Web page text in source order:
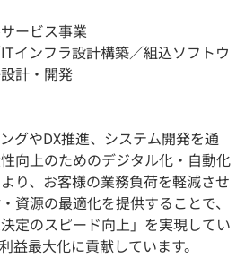
ービス事業
インフラ設計構築／組込ソフトウ
計・開発
グやDX推進、システム開発を通
向上のためのデジタル化・自動化
り、お客様の業務負荷を軽減させ
資源の最適化を提供することで、
定のスピード向上」を実現してい
益最大化に貢献しています。